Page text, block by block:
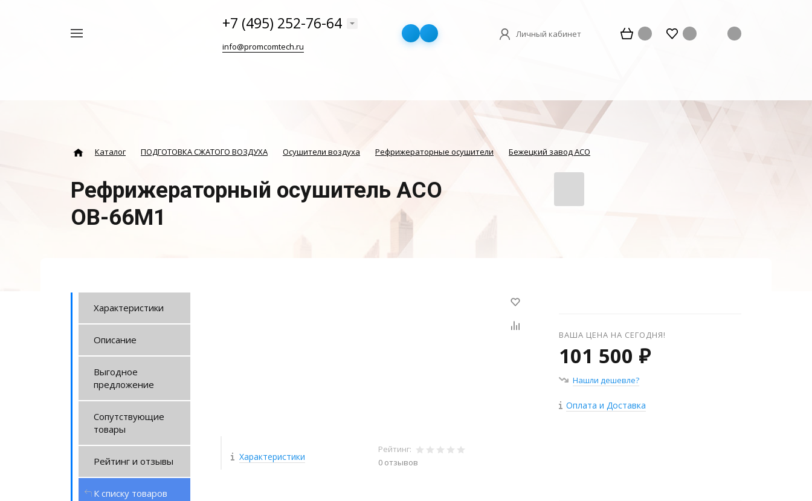
+7 (495) 252-76-64
info@promcomtech.ru
Личный кабинет
Каталог ПОДГОТОВКА СЖАТОГО ВОЗДУХА Осушители воздуха Рефрижераторные осушители Бежецкий завод АСО
Рефрижераторный осушитель АСО
ОВ-66М1
Характеристики
Описание
Выгодное
предложение
Сопутствующие
товары
Рейтинг и отзывы
К списку товаров
Характеристики
Рейтинг:
0 отзывов
ВАША ЦЕНА НА СЕГОДНЯ!
101 500 ₽
Нашли дешевле?
Оплата и Доставка